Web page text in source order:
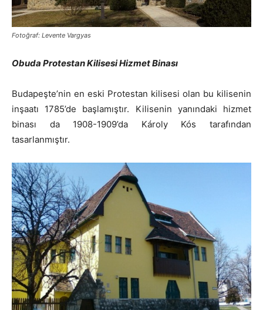
Fotoğraf: Levente Vargyas
Obuda Protestan Kilisesi Hizmet Binası
Budapeşte’nin en eski Protestan kilisesi olan bu kilisenin
inşaatı 1785’de başlamıştır. Kilisenin yanındaki hizmet
binası da 1908-1909’da Károly Kós tarafından
tasarlanmıştır.